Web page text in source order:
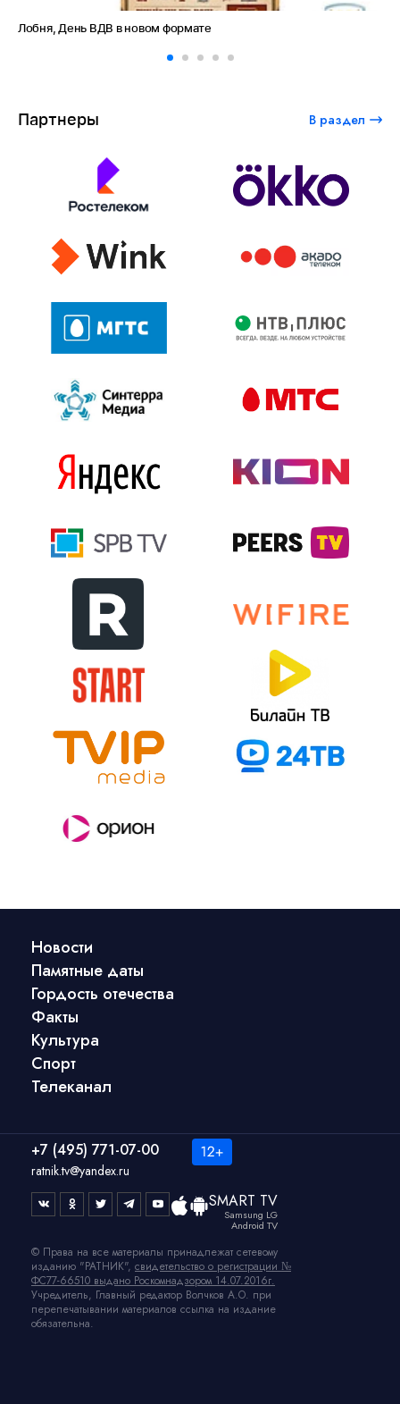
Лобня, День ВДВ в новом формате
Партнеры В раздел
Новости
Памятные даты
Гордость отечества
Факты
Культура
Спорт
Телеканал
+7 (495) 771-07-00
ratnik.tv@yandex.ru
SMART TV
Samsung LG
Android TV
© Права на все материалы принадлежат сетевому
изданию "РАТНИК", свидетельство о регистрации №
ФС77-66510 выдано Роскомнадзором 14.07.2016г.
Учредитель, Главный редактор Волчков А.О. при
перепечатывании материалов ссылка на издание
обязательна.